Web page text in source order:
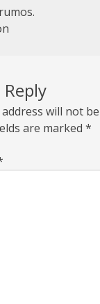
Reply
will not
are marked *